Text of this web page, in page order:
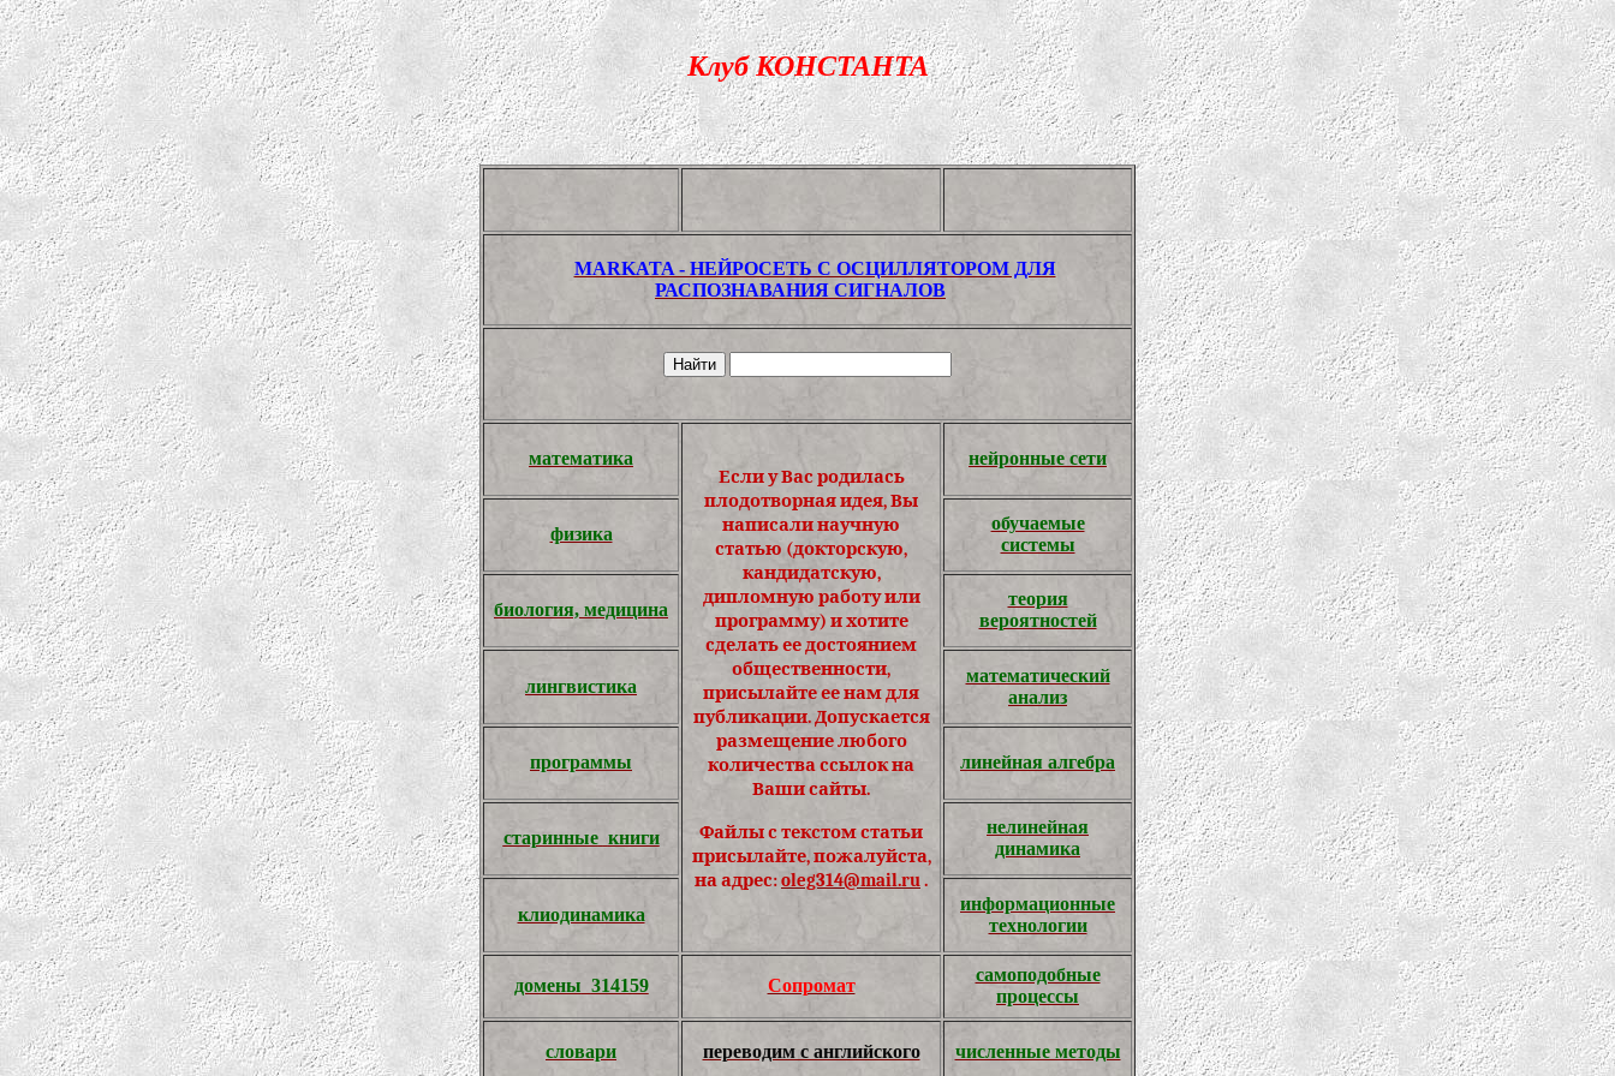
Клуб КОНСТАНТА
MARKATA - НЕЙРОСЕТЬ С ОСЦИЛЛЯТОРОМ ДЛЯ
РАСПОЗНАВАНИЯ СИГНАЛОВ
математика
Если у Вас родилась
плодотворная идея, Вы
написали научную
статью (докторскую,
кандидатскую,
дипломную работу или
программу) и хотите
сделать ее достоянием
общественности,
присылайте ее нам для
публикации. Допускается
размещение любого
количества ссылок на
Ваши сайты.
Файлы с текстом статьи
присылайте, пожалуйста,
на адрес:oleg314@mail.ru.
нейронные сети
физика
обучаемые
системы
биология, медицина
теория
вероятностей
лингвистика
математический
анализ
программы линейная алгебра
старинные книги
нелинейная
динамика
клиодинамика
информационные
технологии
домены 314159 Сопромат
самоподобные
процессы
словари переводим с английского численные методы